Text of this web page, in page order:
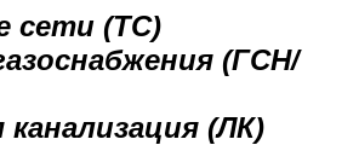
сети (ТС)
(ГСН/
канализация (ЛК)